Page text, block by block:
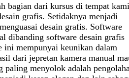
bagian dari kursus di tempat
grafis. Setidaknya menjadi
desain grafis. Software
dibanding software desain grafis
ini mempunyai keunikan dalam
dari jepretan kamera manual
menyolok adalah